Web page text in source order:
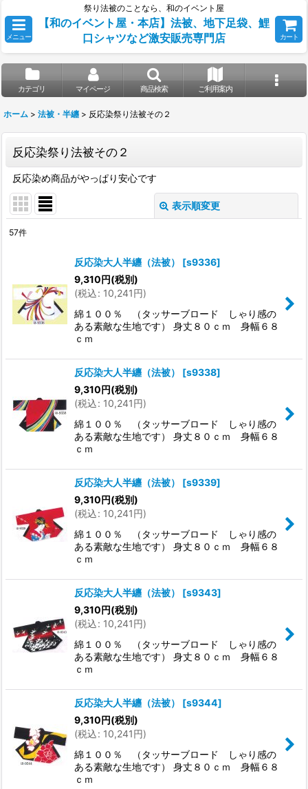
祭り法被のことなら、和のイベント屋
メニュー
【和のイベント屋・本店】法被、地下足袋、鯉
口シャツなど激安販売専門店
カート
カテゴリ マイページ 商品検索 ご利用案内
ホーム > 法被・半纏 > 反応染祭り法被その２
反応染祭り法被その２
反応染め商品がやっぱり安心です
表示順変更
並び順:
絞り込む
57件
反応染大人半纏（法被） [s9336]
9,310円(税別)
(税込: 10,241円)
綿１００％ （タッサーブロード しゃり感の
ある素敵な生地です） 身丈８０ｃｍ 身幅６８
ｃｍ
反応染大人半纏（法被） [s9338]
9,310円(税別)
(税込: 10,241円)
綿１００％ （タッサーブロード しゃり感の
ある素敵な生地です） 身丈８０ｃｍ 身幅６８
ｃｍ
反応染大人半纏（法被） [s9339]
9,310円(税別)
(税込: 10,241円)
綿１００％ （タッサーブロード しゃり感の
ある素敵な生地です） 身丈８０ｃｍ 身幅６８
ｃｍ
反応染大人半纏（法被） [s9343]
9,310円(税別)
(税込: 10,241円)
綿１００％ （タッサーブロード しゃり感の
ある素敵な生地です） 身丈８０ｃｍ 身幅６８
ｃｍ
反応染大人半纏（法被） [s9344]
9,310円(税別)
(税込: 10,241円)
綿１００％ （タッサーブロード しゃり感の
ある素敵な生地です） 身丈８０ｃｍ 身幅６８
ｃｍ